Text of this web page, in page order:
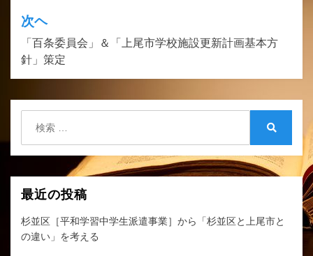
ビ
ゲ
ー
ョ
ン
次ヘ
「百条委員会」＆「上尾市学校施設更新計画基本方
針」策定
最近の投稿
杉並区［平和学習中学生派遣事業］から「杉並区と上尾市と
の違い」を考える